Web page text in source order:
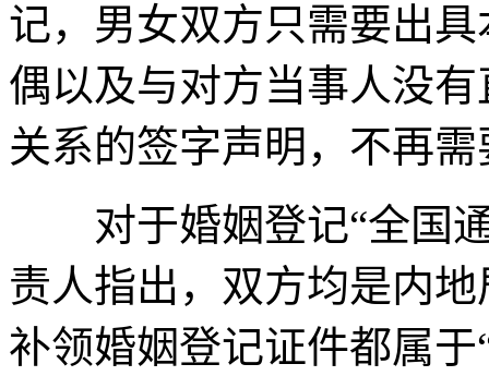
记，男女双方只需要出
偶以及与对方当事人没
关系的签字声明，不再
对于婚姻登记“全国通
责人指出，双方均是内
补领婚姻登记证件都属